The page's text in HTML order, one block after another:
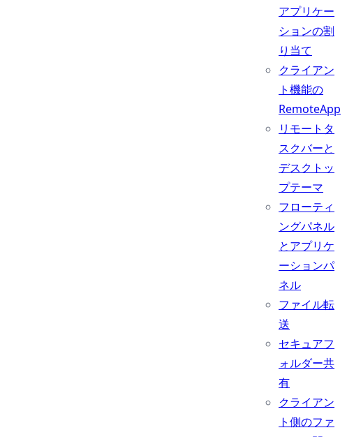
アプリケー
ションの割
り当て
クライアン
ト機能の
RemoteApp
リモートタ
スクバーと
デスクトッ
プテーマ
フローティ
ングパネル
とアプリケ
ーションパ
ネル
ファイル転
送
セキュアフ
ォルダー共
有
クライアン
ト側のファ